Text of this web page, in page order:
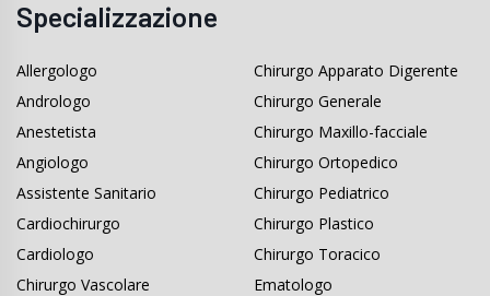
Specializzazione
Allergologo
Andrologo
Anestetista
Angiologo
Assistente Sanitario
Cardiochirurgo
Cardiologo
Chirurgo Apparato Digerente
Chirurgo Generale
Chirurgo Maxillo-facciale
Chirurgo Ortopedico
Chirurgo Pediatrico
Chirurgo Plastico
Chirurgo Toracico
Chirurgo Vascolare
Ematologo